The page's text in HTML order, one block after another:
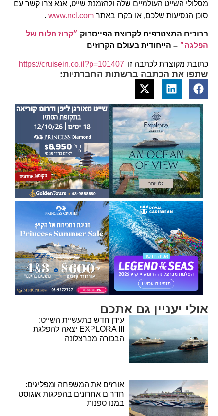
מסלולי השייט העולמיים שלה ולהזמנת שייט, אנא צרו קשר עם
סוכן הנסיעות שלכם, או בקרו באתרwww.ncl.com
.
ברוכים המצטרפים לקבוצת הפייסבוק״קרוז חלום של
הפלגה״– הייחודית בעולם הקרוזים
כתובת מקוצרת לכתבה זו: https://cruisein.co.il?p=101407
שתפו את הכתבה ברשתות החברתיות:
אולי יעניין גם אתכם
עידן חדש בתעשיית השייט:
EXPLORA III יצאה להפלגת
הבכורה מברצלונה
אורזים את המשפחה ומפליגים:
חדרים אחרונים בהפלגות אוגוסט
במנו ספנות